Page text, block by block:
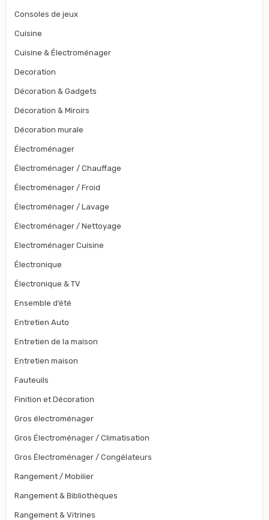
Consoles de jeux
Cuisine
Cuisine & Électroménager
Decoration
Décoration & Gadgets
Décoration & Miroirs
Décoration murale
Électroménager
Électroménager / Chauffage
Électroménager / Froid
Électroménager / Lavage
Électroménager / Nettoyage
Electroménager Cuisine
Électronique
Électronique & TV
Ensemble d’été
Entretien Auto
Entretien de la maison
Entretien maison
Fauteuils
Finition et Décoration
Gros électroménager
Gros Électroménager / Climatisation
Gros Électroménager / Congélateurs
Rangement / Mobilier
Rangement & Bibliothèques
Rangement & Vitrines